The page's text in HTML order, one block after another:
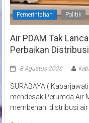
Pemerintahan Politik
Air PDAM Tak
Perbaikan
8 Agustus 2026
SURABAYA (
mendesak Perumda Air
membenahi distribusi